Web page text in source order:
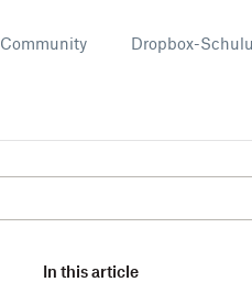
Community Dropbox-
In this article